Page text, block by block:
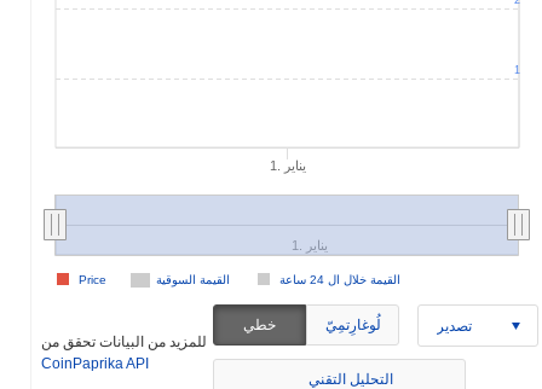
1. يناير
القيمة السوقية القيمة خلال ال 24 ساعة Price
1. يناير
1
للمزيد من البيانات تحقق من
CoinPaprika API
خطي لُوغارِتمِيّ تصدير
التحليل التقني